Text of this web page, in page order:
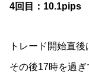
4回目：10.1pips
トレード開始直
その後17時を過